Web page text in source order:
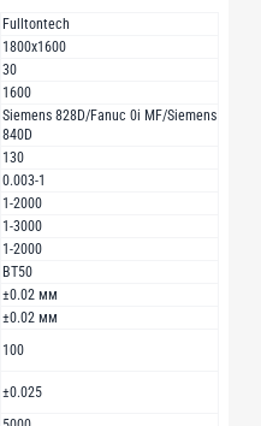
Fulltontech
1800х1600
30
1600
Siemens 828D/Fanuc 0i MF/Siemens
840D
130
0.003-1
1-2000
1-3000
1-2000
ВТ50
±0.02 мм
±0.02 мм
100
±0.025